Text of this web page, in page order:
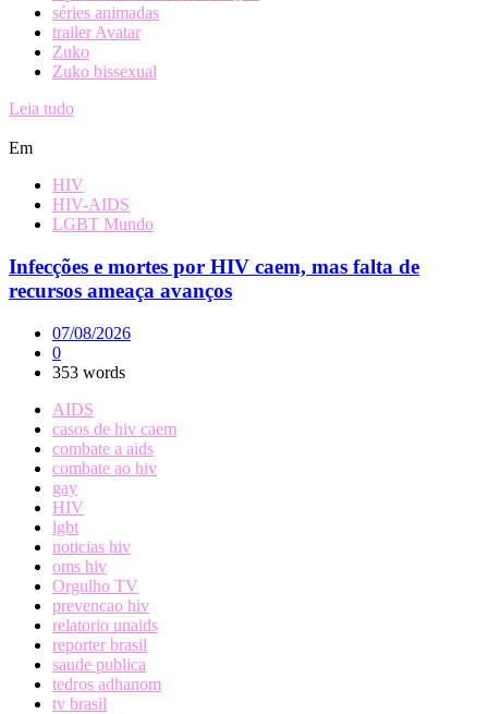
séries animadas
trailer Avatar
Zuko
Zuko bissexual
Leia tudo
Em
HIV
HIV-AIDS
LGBT Mundo
Infecções e mortes por HIV caem, mas falta de
recursos ameaça avanços
07/08/2026
0
353 words
AIDS
casos de hiv caem
combate a aids
combate ao hiv
gay
HIV
lgbt
noticias hiv
oms hiv
Orgulho TV
prevencao hiv
relatorio unaids
reporter brasil
saude publica
tedros adhanom
tv brasil